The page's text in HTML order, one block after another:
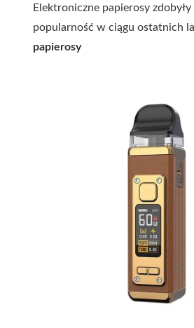
Elektroniczne papierosy
popularność w ciągu ostatnich
papierosy